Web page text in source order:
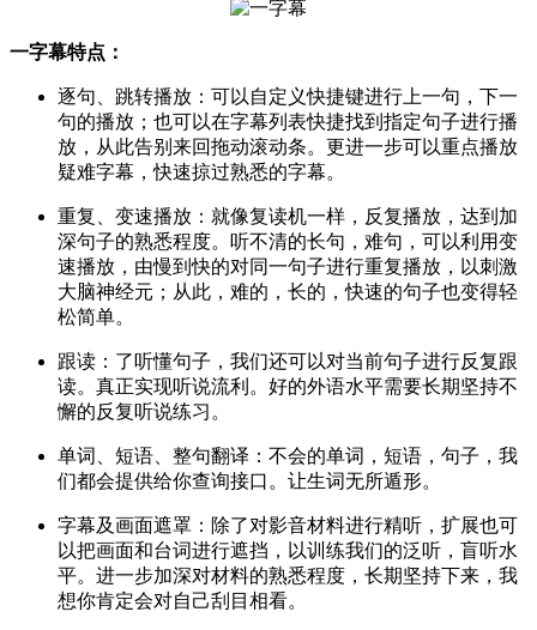
一字幕特点：
逐句、跳转播放：可以自定义快捷键进行上一句，下一
句的播放；也可以在字幕列表快捷找到指定句子进行播
放，从此告别来回拖动滚动条。更进一步可以重点播放
疑难字幕，快速掠过熟悉的字幕。
重复、变速播放：就像复读机一样，反复播放，达到加
深句子的熟悉程度。听不清的长句，难句，可以利用变
速播放，由慢到快的对同一句子进行重复播放，以刺激
大脑神经元；从此，难的，长的，快速的句子也变得轻
松简单。
跟读：了听懂句子，我们还可以对当前句子进行反复跟
读。真正实现听说流利。好的外语水平需要长期坚持不
懈的反复听说练习。
单词、短语、整句翻译：不会的单词，短语，句子，我
们都会提供给你查询接口。让生词无所遁形。
字幕及画面遮罩：除了对影音材料进行精听，扩展也可
以把画面和台词进行遮挡，以训练我们的泛听，盲听水
平。进一步加深对材料的熟悉程度，长期坚持下来，我
想你肯定会对自己刮目相看。